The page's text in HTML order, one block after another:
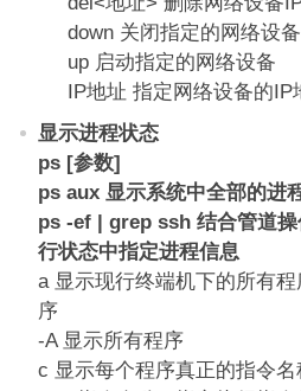
down 关闭指定的网络设备
up 启动指定的网络设备
IP地址 指定网络设备的IP
显示进程状态
ps [参数]
ps aux 显示系统中全部的进
ps -ef | grep ssh 结合管道
行状态中指定进程信息
a 显示现行终端机下的所有
序
-A 显示所有程序
c 显示每个程序真正的指令